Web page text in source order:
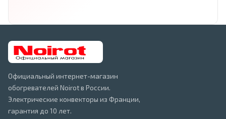
Официальный интернет-магазин
обогревателей Noirot в России.
Электрические конвекторы из Франции,
гарантия до 10 лет.